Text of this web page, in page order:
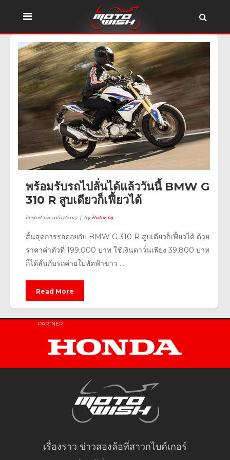
พร้อมรับรถไปลั่นได้แล้ววันนี้ BMW G
310 R สูบเดียวก็เฟี้ยวได้
Posted on10/07/2017 byRider 69
สิ้นสุดการรอคอยกับ BMW G 310 R สูบเดียวก็เฟี้ยวได้ ด้วย
ราคาค่าตัวที่ 199,000 บาท ใช้เงินดาว์นเพียง 39,800 บาท
ก็ได้ลั่นกับรถค่ายใบพัดฟ้าขาว ...
Read More
PARTNER
เรื่องราว ข่าวสองล้อที่สาวกไบค์เกอร์